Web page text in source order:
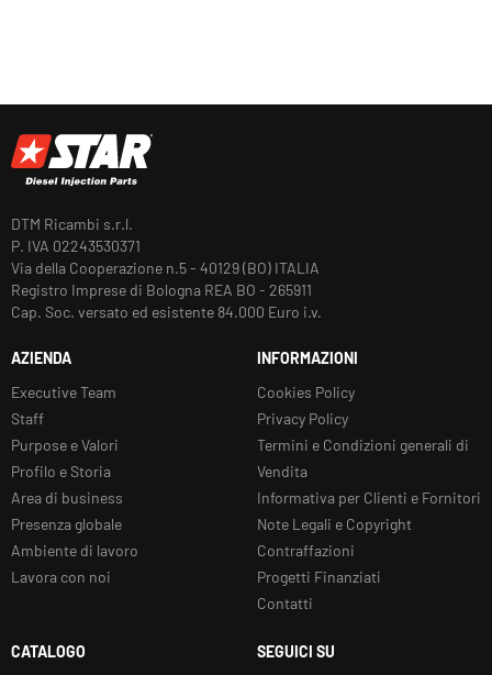
DTM Ricambi s.r.l.
P. IVA 02243530371
Via della Cooperazione n.5 - 40129 (BO) ITALIA
Registro Imprese di Bologna REA BO - 265911
Cap. Soc. versato ed esistente 84.000 Euro i.v.
AZIENDA
Executive Team
Staff
Purpose e Valori
Profilo e Storia
Area di business
Presenza globale
Ambiente di lavoro
Lavora con noi
INFORMAZIONI
Cookies Policy
Privacy Policy
Termini e Condizioni generali di
Vendita
Informativa per Clienti e Fornitori
Note Legali e Copyright
Contraffazioni
Progetti Finanziati
Contatti
CATALOGO SEGUICI SU